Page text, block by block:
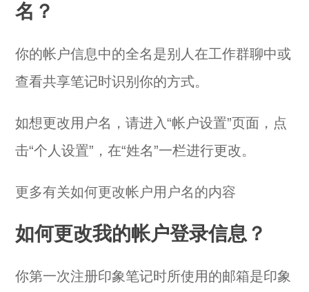
名？
你的帐户信息中的全名是别人在工作群聊中或
查看共享笔记时识别你的方式。
如想更改用户名，请进入“帐户设置”页面，点
击“个人设置”，在“姓名”一栏进行更改。
更多有关如何更改帐户用户名的内容
如何更改我的帐户登录信息？
你第一次注册印象笔记时所使用的邮箱是印象